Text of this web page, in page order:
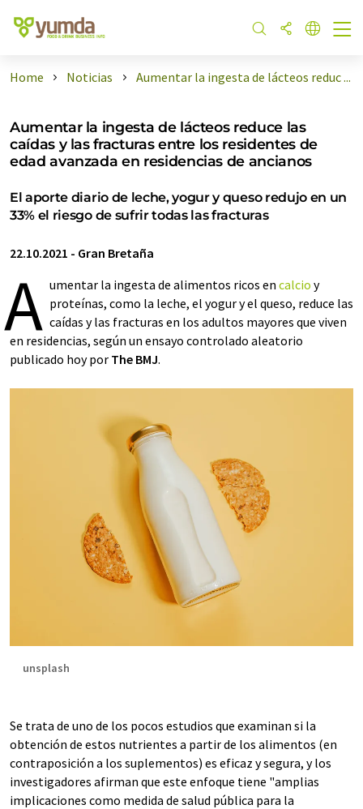
Home Noticias Aumentar la ingesta de lácteos reduc ...
Aumentar la ingesta de lácteos reduce las
caídas y las fracturas entre los residentes de
edad avanzada en residencias de ancianos
El aporte diario de leche, yogur y queso redujo en un
33% el riesgo de sufrir todas las fracturas
22.10.2021 - Gran Bretaña
A umentar la ingesta de alimentos ricos en calcio y
proteínas, como la leche, el yogur y el queso, reduce las
caídas y las fracturas en los adultos mayores que viven
en residencias, según un ensayo controlado aleatorio
publicado hoy por The BMJ.
unsplash
Se trata de uno de los pocos estudios que examinan si la
obtención de estos nutrientes a partir de los alimentos (en
contraposición a los suplementos) es eficaz y segura, y los
investigadores afirman que este enfoque tiene "amplias
implicaciones como medida de salud pública para la